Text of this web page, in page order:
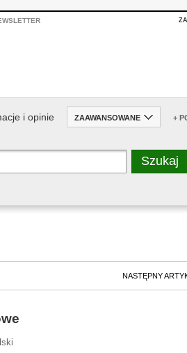
i opinie ZAAWANSOWANE +
NASTĘPNY